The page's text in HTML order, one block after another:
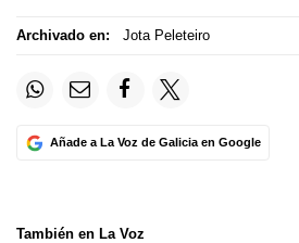
Archivado en: Jota Peleteiro
Añade a La Voz de Galicia en Google
También en La Voz